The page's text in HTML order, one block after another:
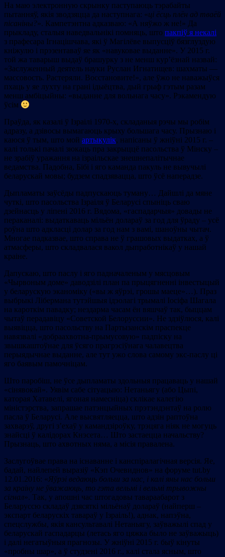
На маю электронную скрынку паступаюць тэрабайты
пытанняў, якія зводзяцца да наступнага: «ці ёсць плён ад тваёй
пісаніны?». Кампетэнтна адказваю: «А няўжо ж не!» Да
прыкладу, сталыя наведвальнікі помняць, што пакпіў я некалі
з прафесара Ігнацішчава, які ў Магілёве выпусціў бязглуздую
кніжулю і прэзентаваў яе як «навуковае выданне». У 2015 г.
той жа таварыш выдаў брашурку з не менш кур’ёзнай назвай:
«Заслуженный деятель науки Руслан Игнатищев: шахматы —
массовость. Растеряли. Восстановите!», але ўжо не наважыўся
пхаць у яе лухту на грані ідыёцтва, дый грыф гэтым разам
менш амбіцыйны: «выданне для вольнага часу». Рэкамендую
ўсім
Праўда, як казалі ў Ізраілі 1970-х, складаныя рэчы мы робім
адразу, а дзівосы вымагаюць крыху большага часу. Прызнаю і
каюся ў тым, што мой артыкулік, напісаны ў жніўні 2015 г. –
калі толькі пачалі зюкаць пра закрыццё пасольства ў Мінску –
не зрабіў уражання на ізраільскае знешнепалітычнае
ведамства. Падобна, Бібі і яго каманда пакуль не вывучылі
беларускай мовы; будзем спадзявацца, што ўсё наперадзе.
Дыпламаты заўсёды падпускаюць туману… Дайшлі да мяне
чуткі, што пасольства Ізраіля ў Беларусі спыніць сваю
дзейнасць у ліпені 2016 г. Вядома, «гаспадарчыя» довады не
пераканалі: выдаткаваць мільён долараў за год для ўраду – усё
роўна што адкласці долар за год нам з вамі, шаноўны чытач.
Многае падказвае, што справа не ў грашовых выдатках, а ў
атмасферы, што складвалася вакол дыпработнікаў у нашай
краіне.
Дапускаю, што паслу і яго падначаленым у мясцовым
«Чырвоным доме» даводзілі план па прыцягненні інвестыцый
у беларускую эканоміку («вы ж яўрэі, грошы маеце»…). Праз
выбрыкі Лібермана тутэйшыя ідэолагі трымалі Іосіфа Шагала
на кароткім павадку; нездарма часам ён вяшчаў так, быццам
чытаў перадавіцу «Советской Белоруссии». Не здзіўлюся, калі
выявіцца, што пасольству на Партызанскім праспекце
навязвалі «добраахвотна-прымусовую» падпіску на
звышкаштоўнае для ўсяго прагрэсіўнага чалавецтва
перыядычнае выданне, але тут ужо слова самому экс-паслу ці
яго баявым памочніцам.
Што паробіш, не ўсе дыпламаты здольныя працаваць у нашай
«сінявокай». Уявім сабе сітуацыю: Нетаньягу (або Цыпі,
каторая Хатавелі, ягоная намесніца) склікае калегію
міністэрства, запрашае патэнцыйных прэтэндэнтаў на ролю
пасла ў Беларусі. Але высвятляецца, што адзін раптоўна
захварэў, другі з’ехаў у камандзіроўку, трэцяга ніяк не могуць
знайсці ў калідорах Кнэсета… Што застаецца начальству?
Прызнаць, што ахвотных няма, а місія правалена.
Заслугоўвае права на існаванне і канспіралагічная версія. Яе,
бадай, найлепей выразіў «Кэп Очевиднов» на форуме tut.by
12.01.2016: «Яўрэі ведаюць больш за нас, і калі яны нас больш
за краіну не ўважаюць, то гэта вельмі і вельмі трывожны
сігнал». Так, у апошні час штогадовы тавараабарот з
Беларуссю складаў дзясяткі мільёнаў долараў (найперш –
экспарт беларускіх тавараў у Ізраіль!), аднак, напэўна,
спецслужбы, якія кансультавалі Нетаньягу, заўважылі спад у
беларускай гаспадарцы (летась яго цяжка было не заўважыць)
і далі негатыўныя прагнозы. У жніўні 2015 г. быў кінуты
«пробны шар», а ў студзені 2016 г., калі стала ясным, што